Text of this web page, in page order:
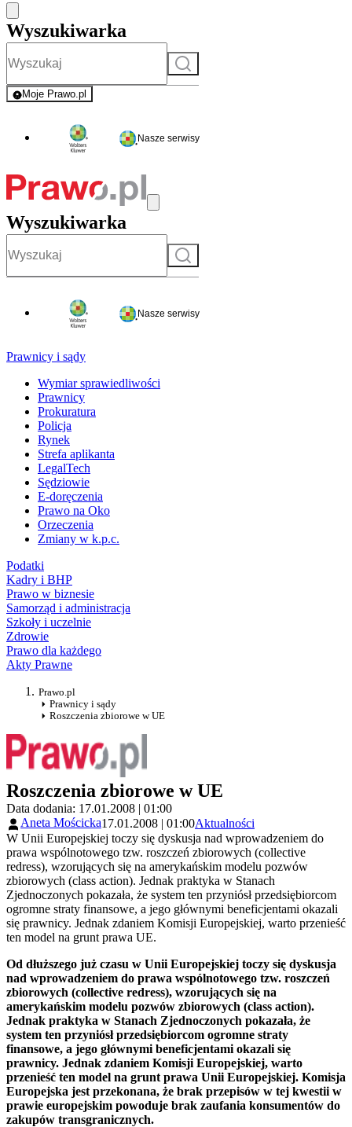
Wyszukiwarka
Szukaj
Moje Prawo.pl
- rejestracja i logowanie do serwisu
Nasze serwisy
Wyszukiwarka
Szukaj
Nasze serwisy
Prawnicy i sądy
Wymiar sprawiedliwości
Prawnicy
Prokuratura
Policja
Rynek
Strefa aplikanta
LegalTech
Sędziowie
E-doręczenia
Prawo na Oko
Orzeczenia
Zmiany w k.p.c.
Podatki
Kadry i BHP
Prawo w biznesie
Samorząd i administracja
Szkoły i uczelnie
Zdrowie
Prawo dla każdego
Akty Prawne
Prawo.pl
Prawnicy i sądy
Roszczenia zbiorowe w UE
Roszczenia zbiorowe w UE
Data dodania: 17.01.2008 | 01:00
Aneta Mościcka17.01.2008 | 01:00Aktualności
W Unii Europejskiej toczy się dyskusja nad wprowadzeniem do
prawa wspólnotowego tzw. roszczeń zbiorowych (collective
redress), wzorujących się na amerykańskim modelu pozwów
zbiorowych (class action). Jednak praktyka w Stanach
Zjednoczonych pokazała, że system ten przyniósł przedsiębiorcom
ogromne straty finansowe, a jego głównymi beneficjentami okazali
się prawnicy. Jednak zdaniem Komisji Europejskiej, warto przenieść
ten model na grunt prawa UE.
Od dłuższego już czasu w Unii Europejskiej toczy się dyskusja
nad wprowadzeniem do prawa wspólnotowego tzw. roszczeń
zbiorowych (collective redress), wzorujących się na
amerykańskim modelu pozwów zbiorowych (class action).
Jednak praktyka w Stanach Zjednoczonych pokazała, że
system ten przyniósł przedsiębiorcom ogromne straty
finansowe, a jego głównymi beneficjentami okazali się
prawnicy. Jednak zdaniem Komisji Europejskiej, warto
przenieść ten model na grunt prawa Unii Europejskiej. Komisja
Europejska jest przekonana, że brak przepisów w tej kwestii w
prawie europejskim powoduje brak zaufania konsumentów do
zakupów transgranicznych.